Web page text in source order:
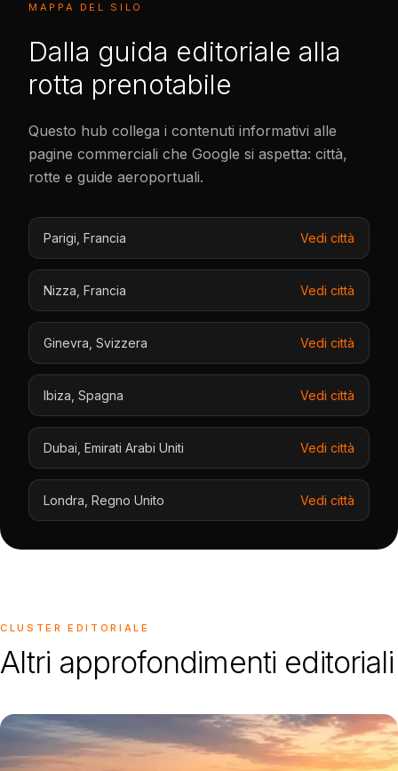
MAPPA DEL SILO
Dalla guida editoriale alla
rotta prenotabile
Questo hub collega i contenuti informativi alle
pagine commerciali che Google si aspetta: città,
rotte e guide aeroportuali.
Parigi Francia Vedi città
Nizza Francia Vedi città
Ginevra Svizzera Vedi città
Ibiza Spagna Vedi città
Dubai Emirati Arabi Uniti Vedi città
Londra Regno Unito Vedi città
CLUSTER EDITORIALE
Altri approfondimenti editoriali